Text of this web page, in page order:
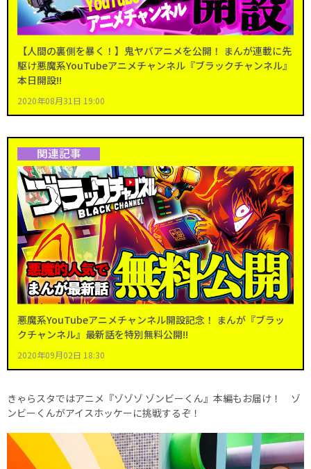
【人間の裏側を暴く！】鬼ヤバアニメを公開！ まんが連載に先
駆け悪魔系YouTubeアニメチャンネル『ブラックチャンネル』
本日開設!!
2020年08月31日 19:00
関連記事
悪魔系YouTubeアニメチャンネル開設記念！ まんが『ブラッ
クチャンネル』最新話を特別無料公開!!
2020年09月02日 18:30
きゃらスタではアニメ『ゾゾゾ ゾンビーくん』本編もお届け！ ゾ
ンビーくんがアイスホッケーに挑戦するぞ！